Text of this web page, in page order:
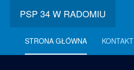
PSP 34 W RADOMIU
STRONA GŁÓWNA KONTAKT